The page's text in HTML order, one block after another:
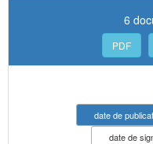
6
PDF
date de
date de